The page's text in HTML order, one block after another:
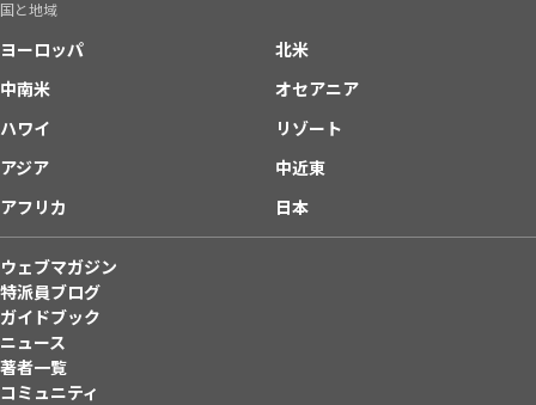
国と地域
ヨーロッパ
北米
中南米
オセアニア
ハワイ
リゾート
アジア
中近東
アフリカ
日本
ウェブマガジン
特派員ブログ
ガイドブック
ニュース
著者一覧
コミュニティ